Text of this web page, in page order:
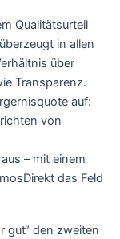
Qualitätsurteil
in allen
über
Transparenz.
auf:
von
– mit einem
das Feld
gut“ den zweiten